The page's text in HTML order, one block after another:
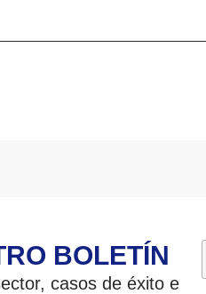
BOLETÍN
casos de éxito e